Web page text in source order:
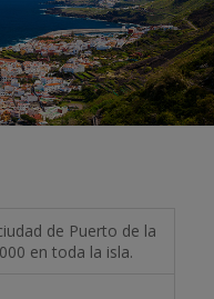
de Puerto de la
en toda la isla.